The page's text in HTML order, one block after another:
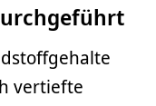
vertiefte